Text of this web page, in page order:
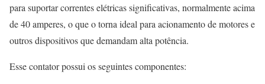
para suportar correntes elétricas significativas, normalmente acima
de 40 amperes, o que o torna ideal para acionamento de motores e
outros dispositivos que demandam alta potência.
Esse contator possui os seguintes componentes: